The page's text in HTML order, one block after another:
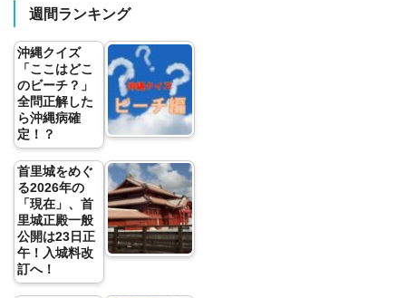
週間ランキング
沖縄クイズ
「ここはどこ
のビーチ？」
全問正解した
ら沖縄病確
定！？
首里城をめぐ
る2026年の
「現在」、首
里城正殿一般
公開は23日正
午！入城料改
訂へ！